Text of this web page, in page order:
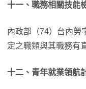
十一、職務相關技能
內政部（74）台內勞
定之職類與其職務有
十二、青年就業領航